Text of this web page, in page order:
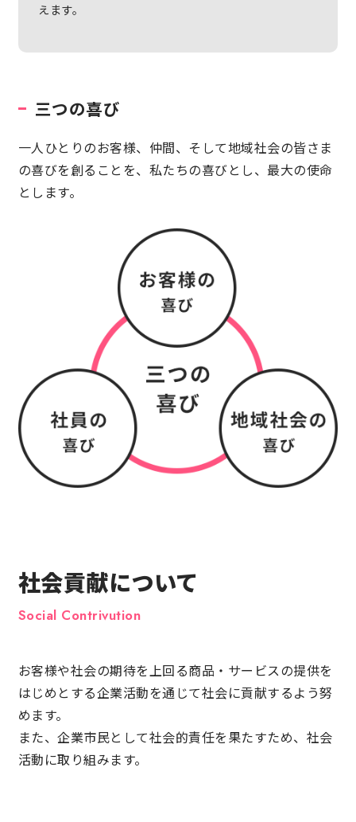
えます。
三つの喜び
一人ひとりのお客様、仲間、そして地域社会の皆さま
の喜びを創ることを、私たちの喜びとし、最大の使命
とします。
社会貢献について
お客様や社会の期待を上回る商品・サービスの提供を
はじめとする企業活動を通じて社会に貢献するよう努
めます。
また、企業市民として社会的責任を果たすため、社会
活動に取り組みます。